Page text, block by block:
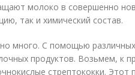
молоко в совершенно
так и химический состав.
много. С помощью различных
продуктов. Возьмем, к
стрептококки. Этот